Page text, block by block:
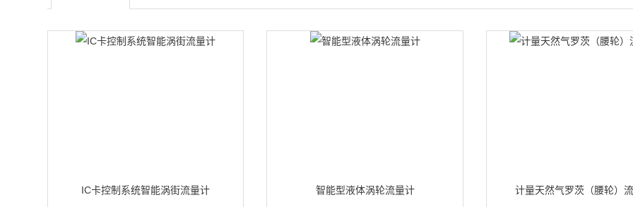
IC卡控制系统智能涡街流量计 智能型液体涡轮流量计 计量天然气罗茨（腰轮）